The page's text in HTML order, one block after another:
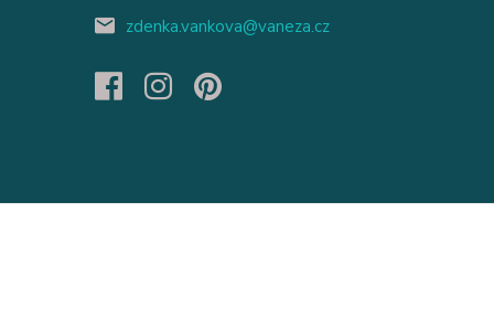
zdenka.vankova@vaneza.cz